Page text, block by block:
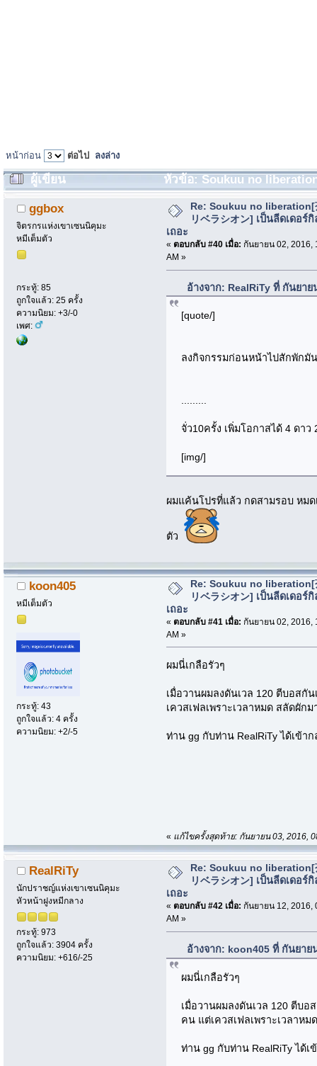
หน้าก่อน ต่อไป ลงล่าง
ผู้เขียน
หัวข้อ: Soukuu no
กันเถอะ (อ่าน 10221 ครั้ง)
ggbox
จิตรกรแห่งเขาเซนนิคุมะ
หมีเต็มตัว
กระทู้: 85
ถูกใจแล้ว: 25 ครั้ง
ความนิยม: +3/-0
เพศ:
Re: Soukuu no liberation[
リベラシオン] เป็นลีดเดอร์
เถอะ
« ตอบกลับ #40 เมื่อ: กันยายน 02, 2016,
AM »
อ้างจาก: RealRiTy ที่ กันยาย
[quote/]
ลงกิจกรรมก่อนหน้าไปสักพักมั
.........
จั่ว10ครั้ง เพิ่มโอกาสได้ 4 ดาว
[img/]
ผมแค้นโปรที่แล้ว กดสามรอบ หม
ตัว
koon405
หมีเต็มตัว
กระทู้: 43
ถูกใจแล้ว: 4 ครั้ง
ความนิยม: +2/-5
Re: Soukuu no liberation[
リベラシオン] เป็นลีดเดอร์
เถอะ
« ตอบกลับ #41 เมื่อ: กันยายน 02, 2016,
AM »
ผมนี่เกลือรัวๆ
เมื่อวานผมลงดันเวล 120 ตีบอส
เควสเฟลเพราะเวลาหมด สลัดผักม
ท่าน gg กับท่าน RealRiTy ได้เข้า
« แก้ไขครั้งสุดท้าย: กันยายน 03, 2016,
RealRiTy
นักปราชญ์แห่งเขาเซนนิคุมะ
หัวหน้าฝูงหมีกลาง
กระทู้: 973
ถูกใจแล้ว: 3904 ครั้ง
ความนิยม: +616/-25
Re: Soukuu no liberation[
リベラシオン] เป็นลีดเดอร์
เถอะ
« ตอบกลับ #42 เมื่อ: กันยายน 12, 2016,
AM »
อ้างจาก: koon405 ที่ กันยาย
ผมนี่เกลือรัวๆ
เมื่อวานผมลงดันเวล 120 ตีบ
คน แต่เควสเฟลเพราะเวลาหม
ท่าน gg กับท่าน RealRiTy ได้เ